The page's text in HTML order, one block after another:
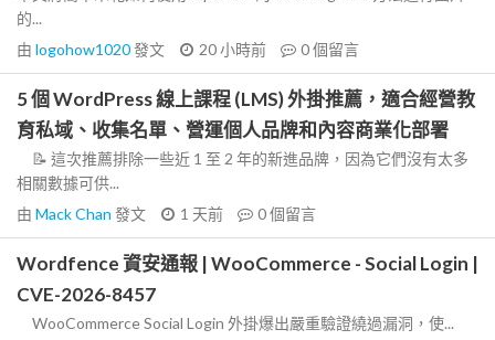
的...
由 logohow1020發文 20 小時前 0個留言
5 個 WordPress 線上課程 (LMS) 外掛推薦，適合經營教
育私域、收集名單、營運個人品牌和內容商業化部署
📝 這次推薦排除一些近 1 至 2 年的新進品牌，因為它們沒有太多
相關數據可供...
由 Mack Chan 發文 1 天前 0個留言
Wordfence 資安通報 | WooCommerce - Social Login |
CVE-2026-8457
WooCommerce Social Login 外掛爆出嚴重驗證繞過漏洞，使...